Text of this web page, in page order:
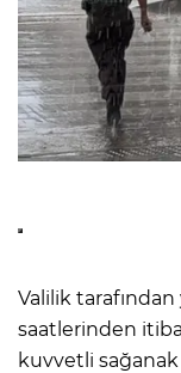
Valilik
saatlerinden
kuvvetli